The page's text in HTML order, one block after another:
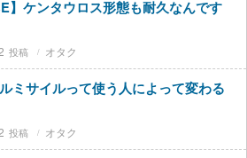
E】ケンタウロス形態も耐久なんです
オタク
ミサイルって使う人によって変わる
オタク